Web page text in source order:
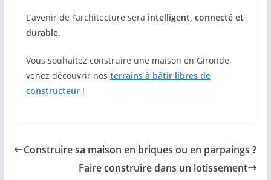
L’avenir de l’architecture sera intelligent, connecté et
durable.
Vous souhaitez construire une maison en Gironde,
venez découvrir nos terrains à bâtir libres de
constructeur!
Construire sa maison en briques ou en parpaings ?
Faire construire dans un lotissement